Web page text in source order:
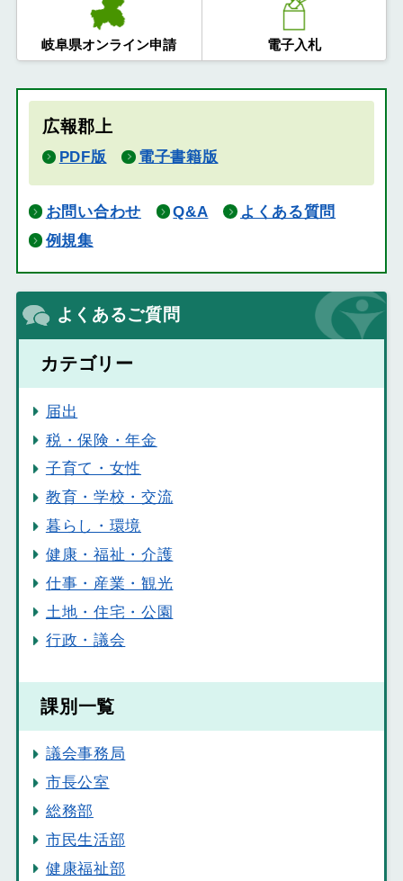
岐阜県オンライン申請 電子入札
広報郡上
PDF版 電子書籍版
お問い合わせ Q&A
よくある質問
例規集
よくあるご質問
カテゴリー
届出
税・保険・年金
子育て・女性
教育・学校・交流
暮らし・環境
健康・福祉・介護
仕事・産業・観光
土地・住宅・公園
行政・議会
課別一覧
議会事務局
市長公室
総務部
市民生活部
健康福祉部